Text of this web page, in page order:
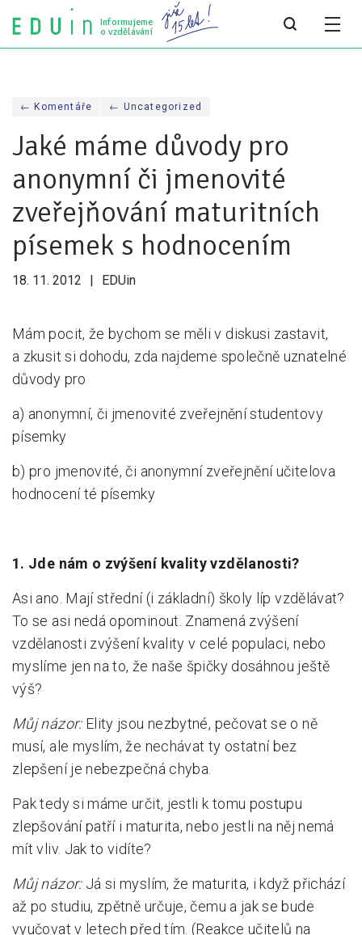
Informujeme
o vzdělávání
Všechny články
Všechny články
Analýzy
Audit vzdělávacího systému
Všechny analýzy
Tiskové zprávy
Pro média
Konference Lepší škola
Klub zřizovatelů
O nás
Kontakty
← Komentáře ← Uncategorized
Jaké máme důvody pro
anonymní či jmenovité
zveřejňování maturitních
písemek s hodnocením
18. 11. 2012 EDUin
Mám pocit, že bychom se měli v diskusi zastavit,
a zkusit si dohodu, zda najdeme společně uznatelné
důvody pro
a) anonymní, či jmenovité zveřejnění studentovy
písemky
b) pro jmenovité, či anonymní zveřejnění učitelova
hodnocení té písemky
1. Jde nám o zvýšení kvality vzdělanosti?
Asi ano. Mají střední (i základní) školy líp vzdělávat?
To se asi nedá opominout. Znamená zvýšení
vzdělanosti zvýšení kvality v celé populaci, nebo
myslíme jen na to, že naše špičky dosáhnou ještě
výš?
Můj názor: Elity jsou nezbytné, pečovat se o ně
musí, ale myslím, že nechávat ty ostatní bez
zlepšení je nebezpečná chyba.
Pak tedy si máme určit, jestli k tomu postupu
zlepšování patří i maturita, nebo jestli na něj nemá
mít vliv. Jak to vidíte?
Můj názor: Já si myslím, že maturita, i když přichází
až po studiu, zpětně určuje, čemu a jak se bude
vyučovat v letech před tím. (Reakce učitelů na